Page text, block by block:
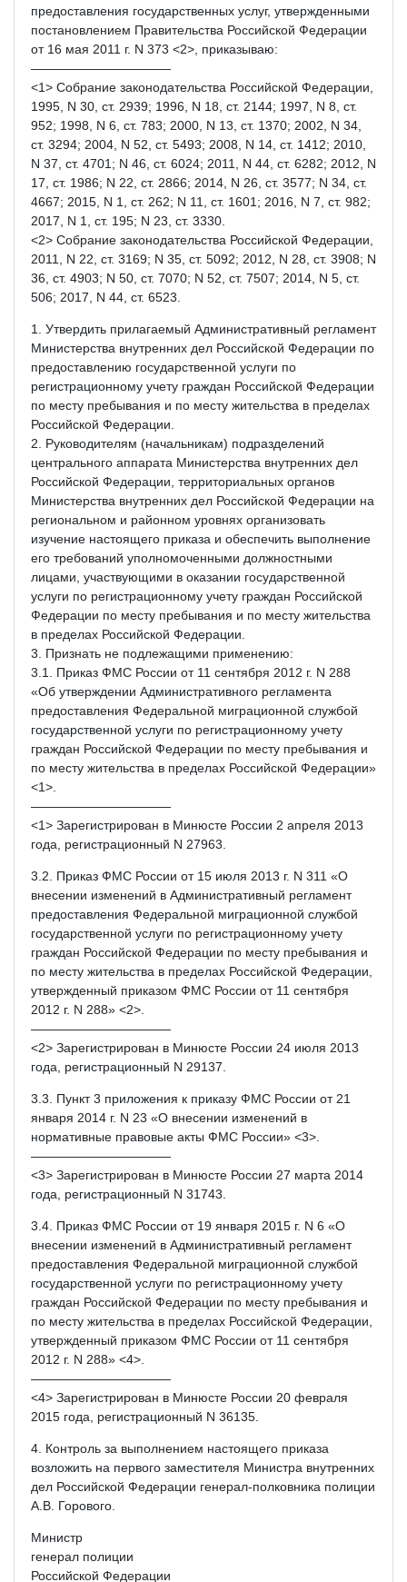
предоставления государственных услуг, утвержденными
постановлением Правительства Российской Федерации
от 16 мая 2011 г. N 373 <2>, приказываю:
———————————
<1> Собрание законодательства Российской Федерации,
1995, N 30, ст. 2939; 1996, N 18, ст. 2144; 1997, N 8, ст.
952; 1998, N 6, ст. 783; 2000, N 13, ст. 1370; 2002, N 34,
ст. 3294; 2004, N 52, ст. 5493; 2008, N 14, ст. 1412; 2010,
N 37, ст. 4701; N 46, ст. 6024; 2011, N 44, ст. 6282; 2012, N
17, ст. 1986; N 22, ст. 2866; 2014, N 26, ст. 3577; N 34, ст.
4667; 2015, N 1, ст. 262; N 11, ст. 1601; 2016, N 7, ст. 982;
2017, N 1, ст. 195; N 23, ст. 3330.
<2> Собрание законодательства Российской Федерации,
2011, N 22, ст. 3169; N 35, ст. 5092; 2012, N 28, ст. 3908; N
36, ст. 4903; N 50, ст. 7070; N 52, ст. 7507; 2014, N 5, ст.
506; 2017, N 44, ст. 6523.
1. Утвердить прилагаемый Административный регламент
Министерства внутренних дел Российской Федерации по
предоставлению государственной услуги по
регистрационному учету граждан Российской Федерации
по месту пребывания и по месту жительства в пределах
Российской Федерации.
2. Руководителям (начальникам) подразделений
центрального аппарата Министерства внутренних дел
Российской Федерации, территориальных органов
Министерства внутренних дел Российской Федерации на
региональном и районном уровнях организовать
изучение настоящего приказа и обеспечить выполнение
его требований уполномоченными должностными
лицами, участвующими в оказании государственной
услуги по регистрационному учету граждан Российской
Федерации по месту пребывания и по месту жительства
в пределах Российской Федерации.
3. Признать не подлежащими применению:
3.1. Приказ ФМС России от 11 сентября 2012 г. N 288
«Об утверждении Административного регламента
предоставления Федеральной миграционной службой
государственной услуги по регистрационному учету
граждан Российской Федерации по месту пребывания и
по месту жительства в пределах Российской Федерации»
<1>.
———————————
<1> Зарегистрирован в Минюсте России 2 апреля 2013
года, регистрационный N 27963.
3.2. Приказ ФМС России от 15 июля 2013 г. N 311 «О
внесении изменений в Административный регламент
предоставления Федеральной миграционной службой
государственной услуги по регистрационному учету
граждан Российской Федерации по месту пребывания и
по месту жительства в пределах Российской Федерации,
утвержденный приказом ФМС России от 11 сентября
2012 г. N 288» <2>.
———————————
<2> Зарегистрирован в Минюсте России 24 июля 2013
года, регистрационный N 29137.
3.3. Пункт 3 приложения к приказу ФМС России от 21
января 2014 г. N 23 «О внесении изменений в
нормативные правовые акты ФМС России» <3>.
———————————
<3> Зарегистрирован в Минюсте России 27 марта 2014
года, регистрационный N 31743.
3.4. Приказ ФМС России от 19 января 2015 г. N 6 «О
внесении изменений в Административный регламент
предоставления Федеральной миграционной службой
государственной услуги по регистрационному учету
граждан Российской Федерации по месту пребывания и
по месту жительства в пределах Российской Федерации,
утвержденный приказом ФМС России от 11 сентября
2012 г. N 288» <4>.
———————————
<4> Зарегистрирован в Минюсте России 20 февраля
2015 года, регистрационный N 36135.
4. Контроль за выполнением настоящего приказа
возложить на первого заместителя Министра внутренних
дел Российской Федерации генерал-полковника полиции
А.В. Горового.
Министр
генерал полиции
Российской Федерации